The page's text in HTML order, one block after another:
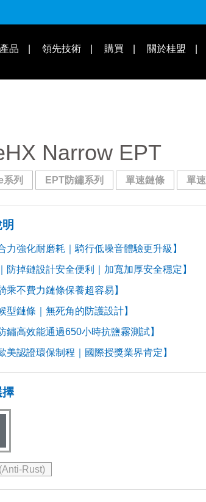
關於桂盟
購買
領先技術
產品
識庫 常見問題
Narrow EPT
列 EPT防鏽系列 單速鏈條 單速
力強化耐磨耗｜騎行低噪音體驗更升級】
防掉鏈設計安全便利｜加寬加厚安全穩定】
乘不費力鏈條保養超容易】
型鏈條｜無死角的防護設計】
鏽高效能通過650小時抗鹽霧測試】
美認證環保制程｜國際授獎業界肯定】
擇
Rust)